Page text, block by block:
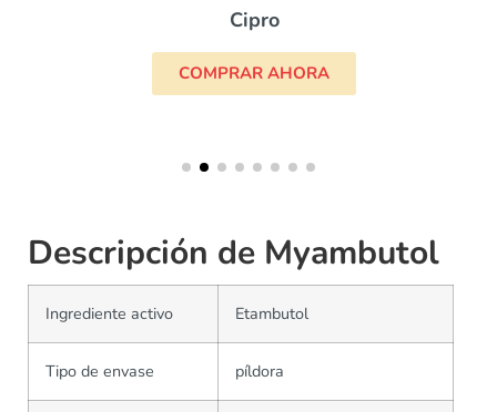
Cipro
COMPRAR AHORA
Descripción de Myambutol
Ingrediente activo Etambutol
Tipo de envase píldora